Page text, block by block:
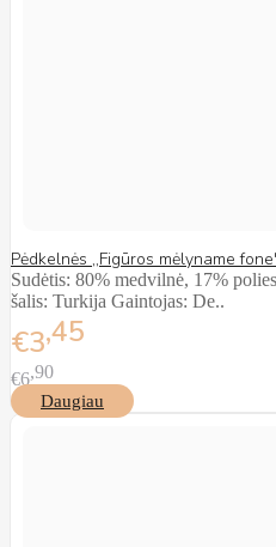
Pėdkelnės ,,Figūros mėlyname
Sudėtis: 80% medvilnė, 17%
šalis: Turkija Gaintojas: De..
€345
€6 90
Daugiau